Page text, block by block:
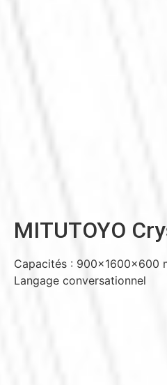
MITUTOYO
Capacités : 900x1600x600
Langage conversationnel